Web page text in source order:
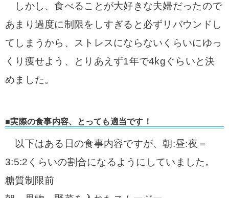
しかし、食べることが大好きな夫婦だったので
あまり過度に制限をしすぎると必ずリバウンドし
てしまうから、ストレスにならないくらいにゆっ
くり痩せよう、とりあえず1年で4kgぐらいと決
めました。
■実際の食事内容、とっても適当です！
以下はある日の食事内容ですが、朝:昼:夜＝
3:5:2くらいの割合になるようにしていました。
糖質制限前